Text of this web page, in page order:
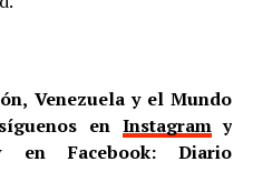
Venezuela y el Mundo
en Instagramy
Facebook: Diario